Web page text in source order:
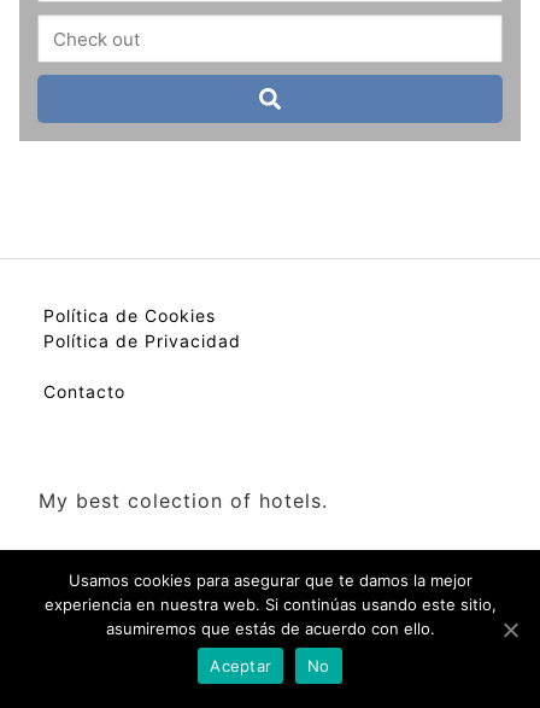
Política de Cookies
Política de Privacidad
Contacto
My best colection of hotels.
Usamos cookies para asegurar que te damos la mejor
experiencia en nuestra web. Si continúas usando este sitio,
asumiremos que estás de acuerdo con ello.
Aceptar
No
Check Availability(Disponibilidad)